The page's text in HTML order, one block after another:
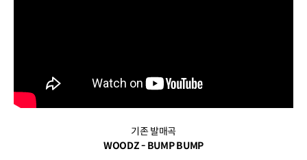
기존 발매곡
WOODZ - BUMP BUMP